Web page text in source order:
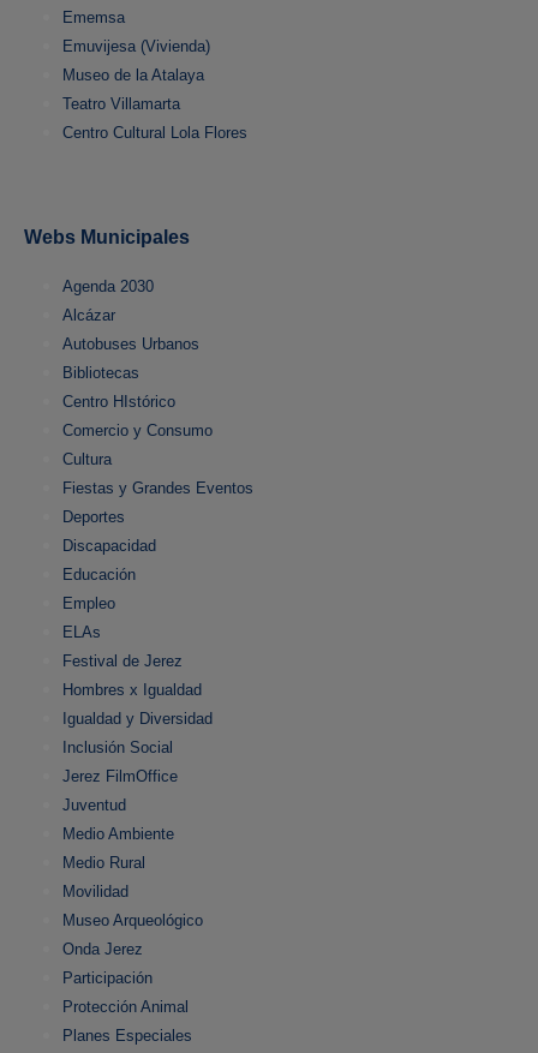
Ememsa
Emuvijesa (Vivienda)
Museo de la Atalaya
Teatro Villamarta
Centro Cultural Lola Flores
Webs Municipales
Agenda 2030
Alcázar
Autobuses Urbanos
Bibliotecas
Centro HIstórico
Comercio y Consumo
Cultura
Fiestas y Grandes Eventos
Deportes
Discapacidad
Educación
Empleo
ELAs
Festival de Jerez
Hombres x Igualdad
Igualdad y Diversidad
Inclusión Social
Jerez FilmOffice
Juventud
Medio Ambiente
Medio Rural
Movilidad
Museo Arqueológico
Onda Jerez
Participación
Protección Animal
Planes Especiales